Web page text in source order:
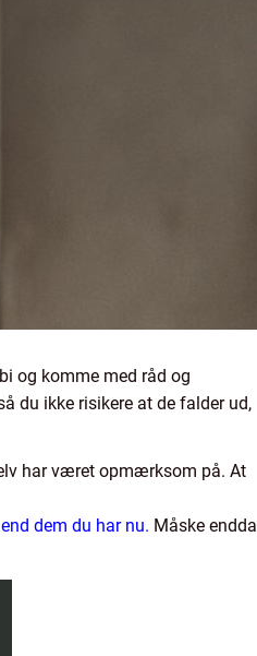
og komme med råd og
du ikke risikere at de falder ud,
har været opmærksom på. At
dem du har nu. Måske endda